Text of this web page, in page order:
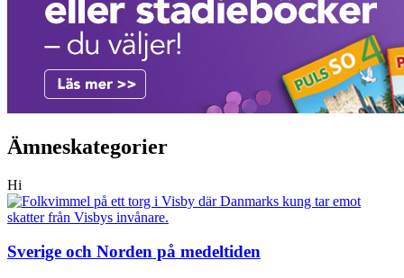
Ämneskategorier
Hi
Sverige och Norden på medeltiden